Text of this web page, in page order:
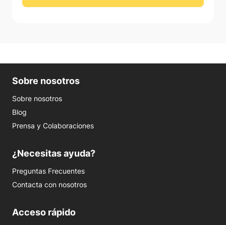
Sobre nosotros
Sobre nosotros
Blog
Prensa y Colaboraciones
¿Necesitas ayuda?
Preguntas Frecuentes
Contacta con nosotros
Acceso rápido